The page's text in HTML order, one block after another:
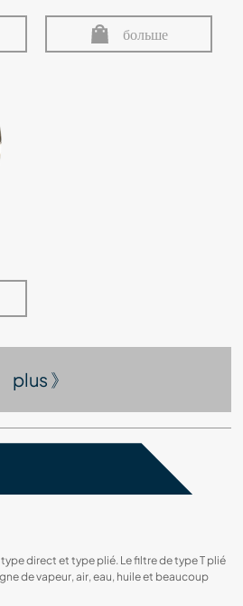
больше
plus 》
direct et type plié. Le filtre de type T plié
de vapeur, air, eau, huile et beaucoup